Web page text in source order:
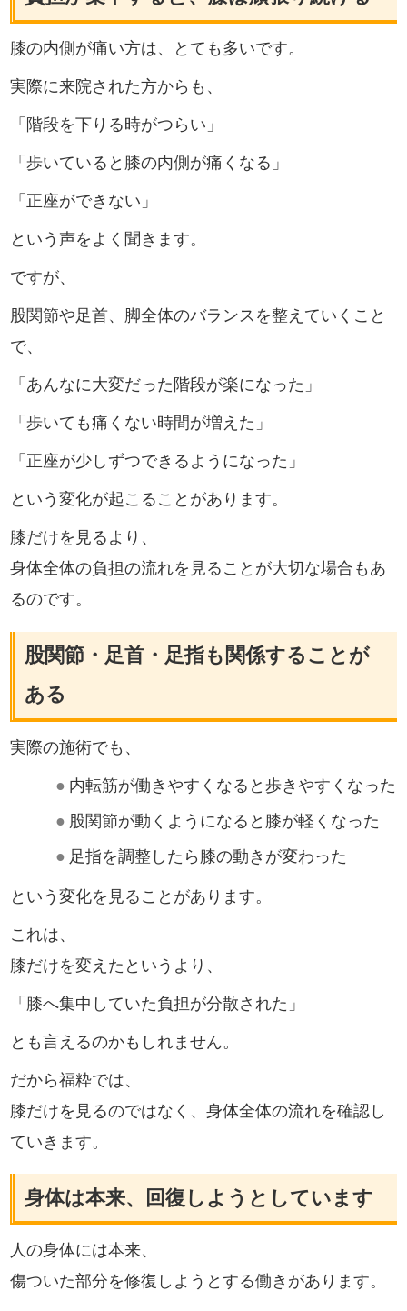
膝の内側が痛い方は、とても多いです。
実際に来院された方からも、
「階段を下りる時がつらい」
「歩いていると膝の内側が痛くなる」
「正座ができない」
という声をよく聞きます。
ですが、
股関節や足首、脚全体のバランスを整えていくこと
で、
「あんなに大変だった階段が楽になった」
「歩いても痛くない時間が増えた」
「正座が少しずつできるようになった」
という変化が起こることがあります。
膝だけを見るより、
身体全体の負担の流れを見ることが大切な場合もあ
るのです。
股関節・足首・足指も関係することが
ある
実際の施術でも、
● 内転筋が働きやすくなると歩きやすくなった
● 股関節が動くようになると膝が軽くなった
● 足指を調整したら膝の動きが変わった
という変化を見ることがあります。
これは、
膝だけを変えたというより、
「膝へ集中していた負担が分散された」
とも言えるのかもしれません。
だから福粋では、
膝だけを見るのではなく、身体全体の流れを確認し
ていきます。
身体は本来、回復しようとしています
人の身体には本来、
傷ついた部分を修復しようとする働きがあります。